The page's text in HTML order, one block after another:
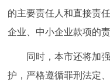
的主要责任人和直接责
企业、中小企业款项的
同时，本市还将加强
护，严格遵循罪刑法定